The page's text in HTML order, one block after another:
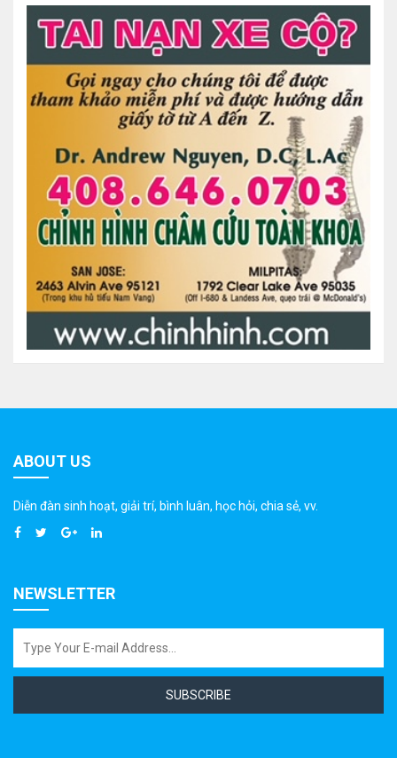
ABOUT US
Diễn đàn sinh hoạt, giải trí, bình luân, học hỏi, chia sẻ, vv.
NEWSLETTER
SUBSCRIBE